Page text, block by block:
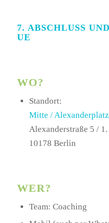
7. ABSCHLUSS
UE
WO?
Standort:
Mitte / Alexanderplatz
Alexanderstraße 5 / 1.
10178 Berlin
WER?
Team: Coaching